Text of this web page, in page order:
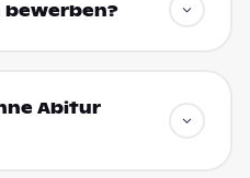
bewerben?
Abitur